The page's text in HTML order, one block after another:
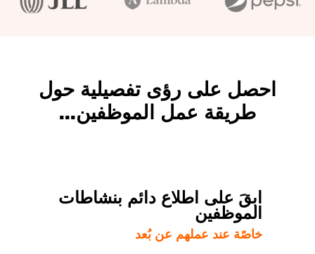
احصل على رؤى تفصيلية حول
طريقة عمل الموظفين...
ابقَ على اطلاع دائم بنشاطات
الموظفين
خاصًة عند عملهم عن بُعد